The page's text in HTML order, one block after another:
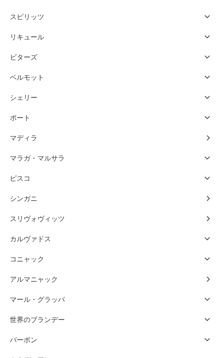
スピリッツ
リキュール
ビターズ
ベルモット
シェリー
ポート
マディラ
マラガ・マルサラ
ピスコ
シンガニ
スリヴォヴィッツ
カルヴァドス
コニャック
アルマニャック
マール・グラッパ
世界のブランデー
バーボン